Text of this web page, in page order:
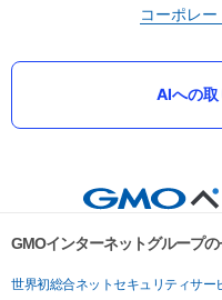
コーポレー
AIへの
GMOインターネットグループ
世界初総合ネットセキュリティサー